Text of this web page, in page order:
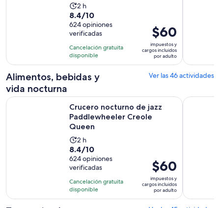
La
actividad
dura
2
horas
2 h
8.4
de
10
con
624
opiniones
8.4/10
624 opiniones
verificadas
Cancelación gratuita
disponible
El
precio
es
de
por
$60
impuestos y
cargos incluidos
por adulto
Alimentos, bebidas y
vida nocturna
Ver las 46 actividades
Crucero nocturno de jazz
Paddlewheeler Creole
Queen
La
actividad
dura
2
horas
2 h
8.4
de
10
con
624
opiniones
8.4/10
624 opiniones
verificadas
Cancelación gratuita
disponible
El
precio
es
de
$60
impuestos y
cargos incluidos
por adulto
Crucero nocturno de jazz Paddlewheeler Creole Queen Se
Brunch